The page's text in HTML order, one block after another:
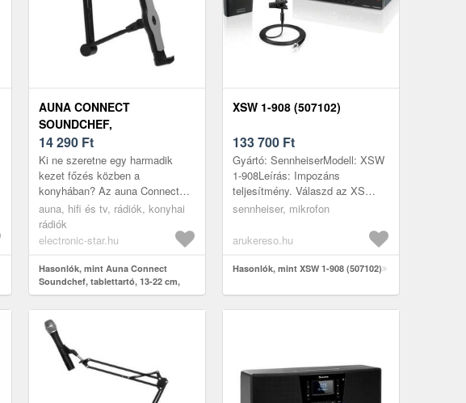
AUNA CONNECT
SOUNDCHEF,
TABLETTARTÓ, 13-22 CM,
ALUMÍNIUM, 5 CSUKLÓ,
FEKETE
14 290 Ft
Ki ne szeretne egy harmadik
kezet főzés közben a
konyhában? Az auna Connect
Soundchef karos tartó teljesíti
ezt a kívánságát. A tartó
optimális szö...
auna, hifi és tv, rádiók, konyhai
rádiók
electronic-star.hu
Hasonlók, mint Auna Connect
Soundchef, tablettartó, 13-22 cm,
alumínium, 5 csukló, fekete
XSW 1-908 (507102)
133 700 Ft
Gyártó: SennheiserModell: XSW
1-908Leírás: Impozáns
teljesítmény. Válaszd az XS
WIRLESS 1 modellt és
vezeték nélküli átvite...
sennheiser, mikrofon
arukereso.hu
Hasonlók, mint XSW 1-908 (507102)